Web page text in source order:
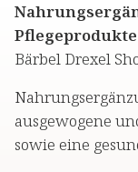
Pflegeprodukte
Bärbel Drexel
ausgewogene
sowie eine